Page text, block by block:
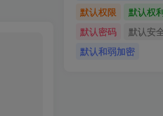
默认权限
默认权
默认密码
默认安
默认和弱加密